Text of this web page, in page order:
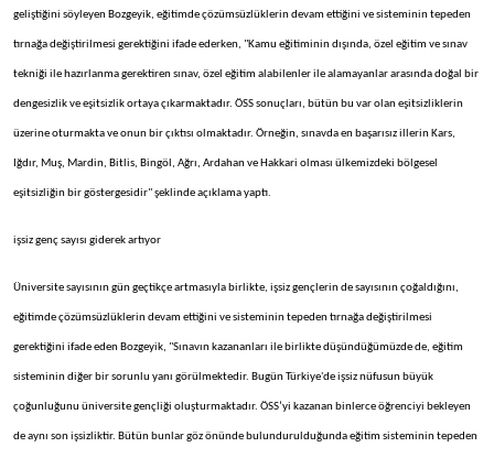
geliştiğini söyleyen Bozgeyik, eğitimde çözümsüzlüklerin devam ettiğini ve sisteminin tepeden
tırnağa değiştirilmesi gerektiğini ifade ederken, "Kamu eğitiminin dışında, özel eğitim ve sınav
tekniği ile hazırlanma gerektiren sınav, özel eğitim alabilenler ile alamayanlar arasında doğal bir
dengesizlik ve eşitsizlik ortaya çıkarmaktadır. ÖSS sonuçları, bütün bu var olan eşitsizliklerin
üzerine oturmakta ve onun bir çıktısı olmaktadır. Örneğin, sınavda en başarısız illerin Kars,
Iğdır, Muş, Mardin, Bitlis, Bingöl, Ağrı, Ardahan ve Hakkari olması ülkemizdeki bölgesel
eşitsizliğin bir göstergesidir" şeklinde açıklama yaptı.
işsiz genç sayısı giderek artıyor
Üniversite sayısının gün geçtikçe artmasıyla birlikte, işsiz gençlerin de sayısının çoğaldığını,
eğitimde çözümsüzlüklerin devam ettiğini ve sisteminin tepeden tırnağa değiştirilmesi
gerektiğini ifade eden Bozgeyik, "Sınavın kazananları ile birlikte düşündüğümüzde de, eğitim
sisteminin diğer bir sorunlu yanı görülmektedir. Bugün Türkiye'de işsiz nüfusun büyük
çoğunluğunu üniversite gençliği oluşturmaktadır. ÖSS’yi kazanan binlerce öğrenciyi bekleyen
de aynı son işsizliktir. Bütün bunlar göz önünde bulundurulduğunda eğitim sisteminin tepeden